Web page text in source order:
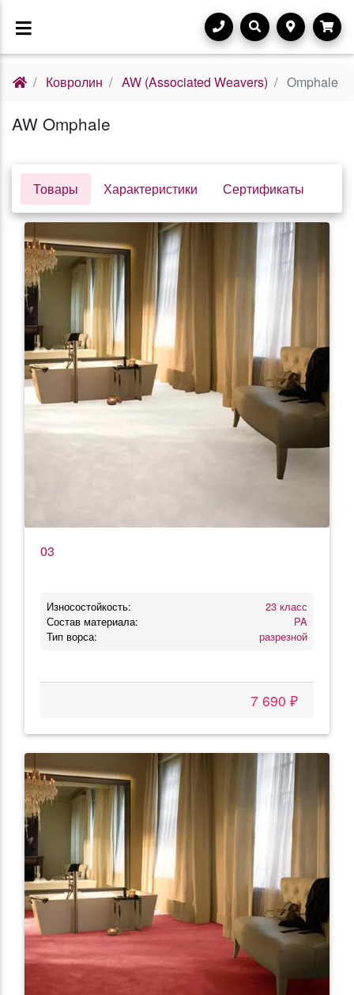
Ковролин AW (Associated Weavers) Omphale
AW Omphale
Товары Характеристики Сертификаты
03
Износостойкость:
23 класс
Состав материала:
PA
Тип ворса:
разрезной
7 690 ₽